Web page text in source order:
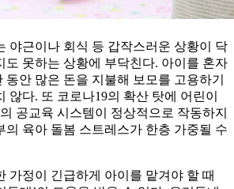
야근이나 회식 등 갑작스러운 상황이 닥
도 못하는 상황에 부닥친다. 아이를 혼자
동안 많은 돈을 지불해 보모를 고용하기
않다. 또 코로나19의 확산 탓에 어린이
공교육 시스템이 정상적으로 작동하지
의 육아 돌봄 스트레스가 한층 가중될 수
가정이 긴급하게 아이를 맡겨야 할 때